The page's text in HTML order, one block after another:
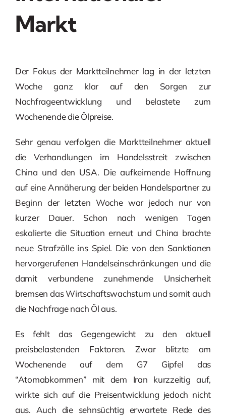
Markt
Der Fokus der Marktteilnehmer lag in der letzten
Woche ganz klar auf den Sorgen zur
Nachfrageentwicklung und belastete zum
Wochenende die Ölpreise.
Sehr genau verfolgen die Marktteilnehmer aktuell
die Verhandlungen im Handelsstreit zwischen
China und den USA. Die aufkeimende Hoffnung
auf eine Annäherung der beiden Handelspartner zu
Beginn der letzten Woche war jedoch nur von
kurzer Dauer. Schon nach wenigen Tagen
eskalierte die Situation erneut und China brachte
neue Strafzölle ins Spiel. Die von den Sanktionen
hervorgerufenen Handelseinschränkungen und die
damit verbundene zunehmende Unsicherheit
bremsen das Wirtschaftswachstum und somit auch
die Nachfrage nach Öl aus.
Es fehlt das Gegengewicht zu den aktuell
preisbelastenden Faktoren. Zwar blitzte am
Wochenende auf dem G7 Gipfel das
“Atomabkommen” mit dem Iran kurzzeitig auf,
wirkte sich auf die Preisentwicklung jedoch nicht
aus. Auch die sehnsüchtig erwartete Rede des